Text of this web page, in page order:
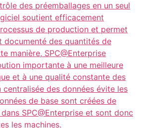
des préemballages en un seul
soutient efficacement
de production et permet
documenté des quantités de
manière, SPC@Enterprise
importante à une meilleure
et à une qualité constante des
des données évite les
de base sont créées de
SPC@Enterprise et sont donc
les machines.